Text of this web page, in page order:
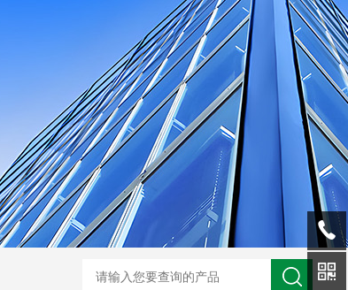
水处理器应用范围 水箱自洁消毒器 a型全程综合水处理器安装